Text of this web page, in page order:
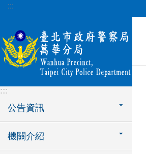
跳到主要內容區塊
:::
:::
公告資訊
機關介紹